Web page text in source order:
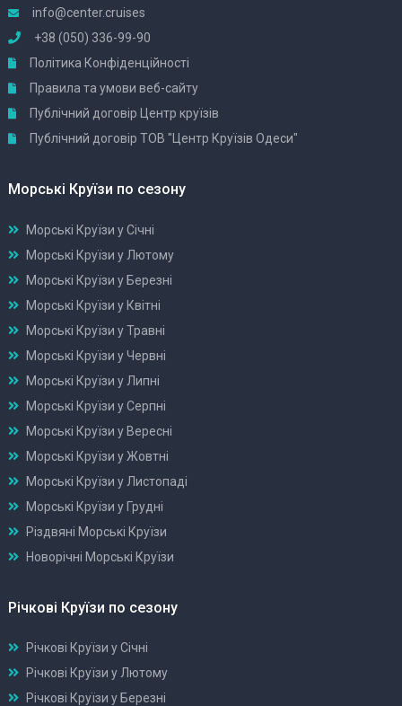
info@center.cruises
+38 (050) 336-99-90
Політика Конфіденційності
Правила та умови веб-сайту
Публічний договір Центр круїзів
Публічний договір ТОВ "Центр Круїзів Одеси"
Морські Круїзи по сезону
Морські Круїзи у Січні
Морські Круїзи у Лютому
Морські Круїзи у Березні
Морські Круїзи у Квітні
Морські Круїзи у Травні
Морські Круїзи у Червні
Морські Круїзи у Липні
Морські Круїзи у Серпні
Морські Круїзи у Вересні
Морські Круїзи у Жовтні
Морські Круїзи у Листопаді
Морські Круїзи у Грудні
Різдвяні Морські Круїзи
Новорічні Морські Круїзи
Річкові Круїзи по сезону
Річкові Круїзи у Січні
Річкові Круїзи у Лютому
Річкові Круїзи у Березні